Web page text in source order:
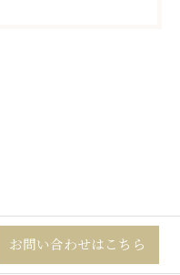
お問い合わせはこちら